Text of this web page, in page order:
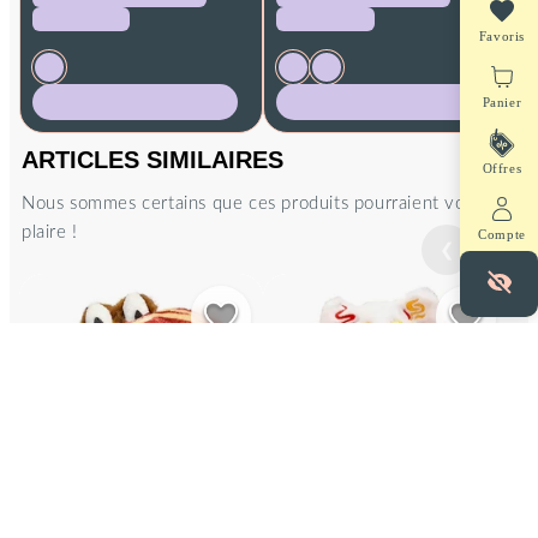
ARTICLES SIMILAIRES
Nous sommes certains que ces produits pourraient vous
plaire !
Précédent
❯
Favoris
Panier
Offres
Compte
😱LABUBUTRIO: 20% + Livraison
Offerte
Obtenez20% de réduction+ la
Profiter
Connexion
FAQ